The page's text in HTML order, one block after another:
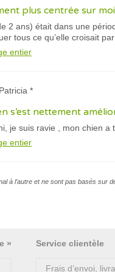
plus centrée sur moi
2 ans) était dans une
tous ce qu’elle croisait
entier
*
s’est nettement
je suis ravie , mon chien a
entier
à l’autre et ne sont pas basés sur
» Service clientèle
Frais d’envoi,